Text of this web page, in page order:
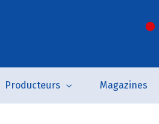
Producteurs Magazines